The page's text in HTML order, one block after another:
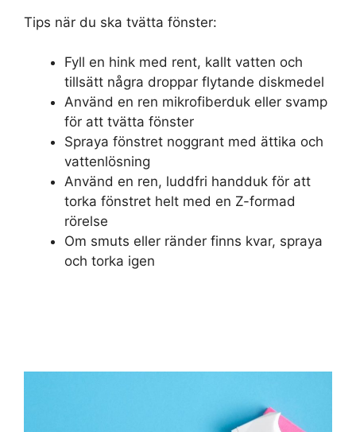
Tips när du ska tvätta fönster:
Fyll en hink med rent, kallt vatten och
tillsätt några droppar flytande diskmedel
Använd en ren mikrofiberduk eller svamp
för att tvätta fönster
Spraya fönstret noggrant med ättika och
vattenlösning
Använd en ren, luddfri handduk för att
torka fönstret helt med en Z-formad
rörelse
Om smuts eller ränder finns kvar, spraya
och torka igen